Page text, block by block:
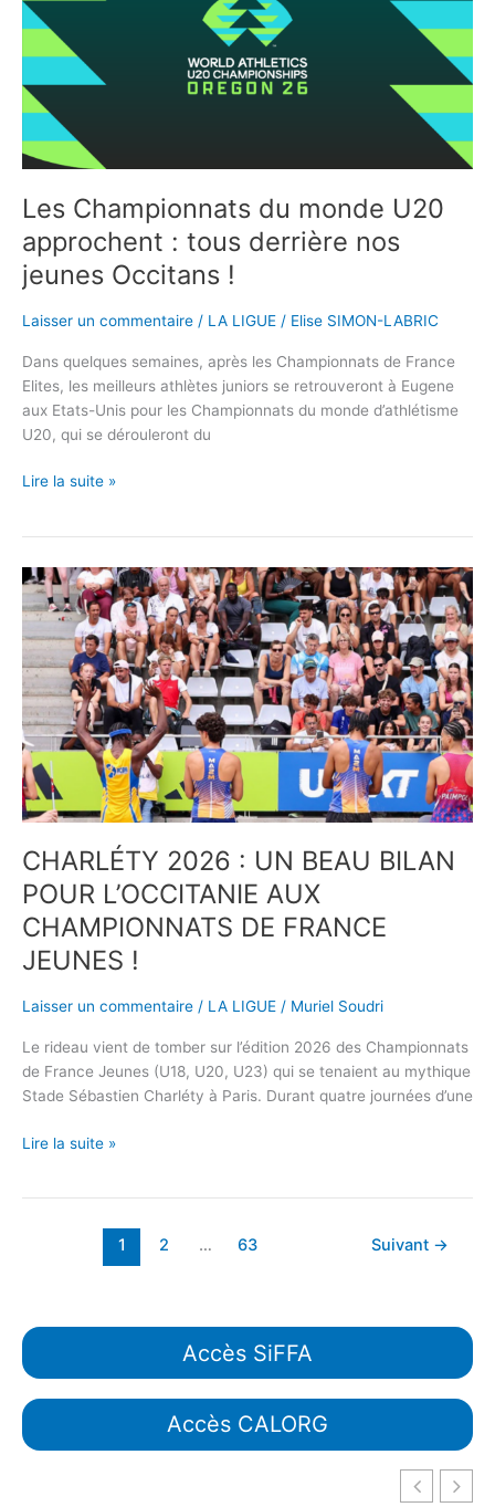
Les Championnats du monde U20
approchent : tous derrière nos
jeunes Occitans !
Laisser un commentaire / LA LIGUE / Elise SIMON-LABRIC
Dans quelques semaines, après les Championnats de France
Elites, les meilleurs athlètes juniors se retrouveront à Eugene
aux Etats-Unis pour les Championnats du monde d’athlétisme
U20, qui se dérouleront du
U20
approchent
tous
derrière
nos
jeunes
Occitans
!
Lire la suite »
CHARLÉTY 2026 : UN BEAU BILAN
POUR L’OCCITANIE AUX
CHAMPIONNATS DE FRANCE
JEUNES !
Laisser un commentaire / LA LIGUE / Muriel Soudri
Le rideau vient de tomber sur l’édition 2026 des Championnats
de France Jeunes (U18, U20, U23) qui se tenaient au mythique
Stade Sébastien Charléty à Paris. Durant quatre journées d’une
CHARLÉTY
2026
UN
BEAU
BILAN
POUR
L’OCCITANIE
AUX
CHAMPIONNATS
DE
JEUNES
Lire la suite »
1 2 … 63 Suivant →
Accès SiFFA
Accès CALORG